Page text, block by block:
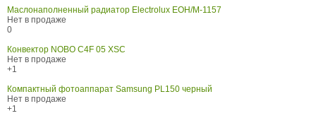
Маслонаполненный радиатор Electrolux EOH/M-1157
Нет в продаже
0
Конвектор NOBO C4F 05 XSC
Нет в продаже
+1
Компактный фотоаппарат Samsung PL150 черный
Нет в продаже
+1